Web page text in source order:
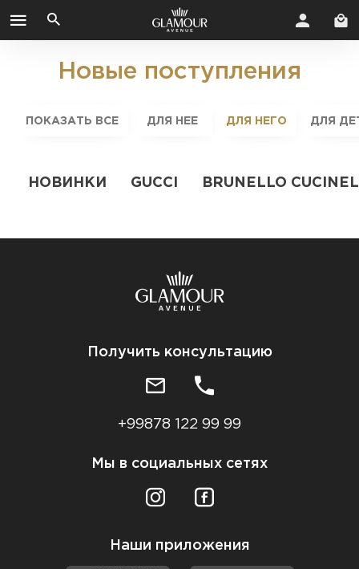
Новые поступления
ПОКАЗАТЬ ВСЕ ДЛЯ НЕЕ ДЛЯ НЕГО ДЛЯ
НОВИНКИ GUCCI BRUNELLO
Получить консультацию
+99878 122 99 99
Мы в социальных сетях
Наши приложения